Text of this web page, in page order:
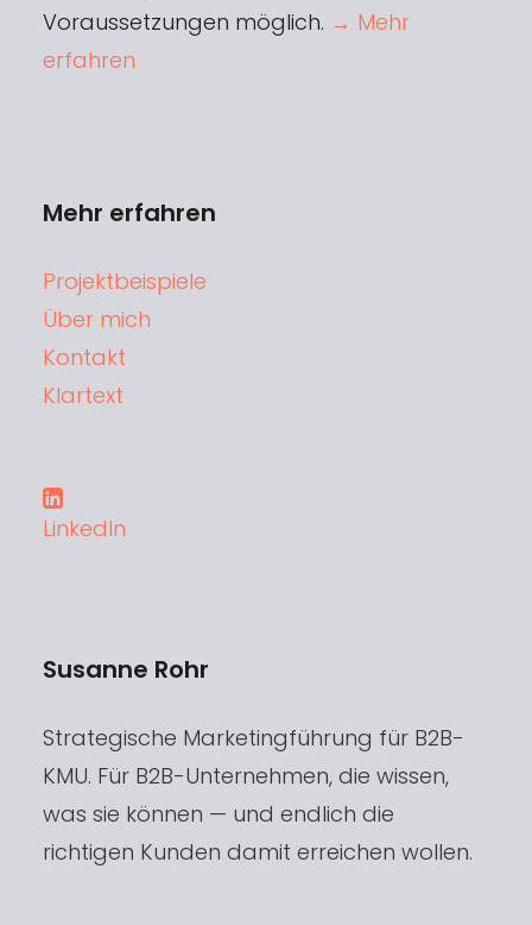
Susanne Rohr
Strategische Marketingführung für B2B-
KMU. Für B2B-Unternehmen, die wissen,
was sie können — und endlich die
richtigen Kunden damit erreichen wollen.
Voraussetzungen möglich. → Mehr
erfahren
Mehr erfahren
Projektbeispiele
Über mich
Kontakt
Klartext
LinkedIn